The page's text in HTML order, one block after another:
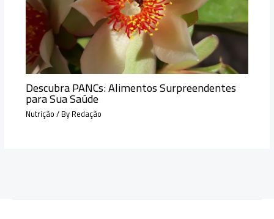
Descubra PANCs: Alimentos Surpreendentes
para Sua Saúde
Nutrição/ ByRedação